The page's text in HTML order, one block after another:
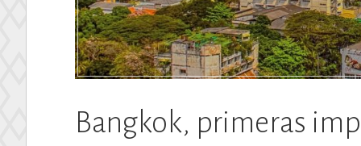
Bangkok, primeras